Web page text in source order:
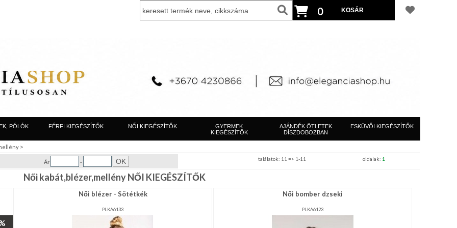
0
PÓLÓK FÉRFI KIEGÉSZÍTŐK NŐI KIEGÉSZÍTŐK
GYERMEK
KIEGÉSZÍTŐK
AJÁNDÉK ÖTLETEK
DÍSZDOBOZBAN
ESKÜVŐI KIEGÉSZÍTŐK
>
Ár - oldalak: 1
találatok: 11 => 1-11
Női kabát,blézer,mellény NŐI KIEGÉSZÍTŐK
Női blézer - Sötétkék
PLKA6133
Női bomber dzseki
PLKA6123